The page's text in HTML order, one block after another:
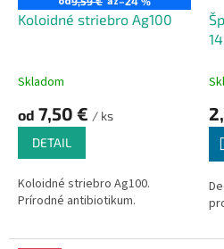
Koloidné striebro Ag100
Skladom
od 7,50 € / ks
DETAIL
Koloidné striebro Ag100.
Prírodné antibiotikum.